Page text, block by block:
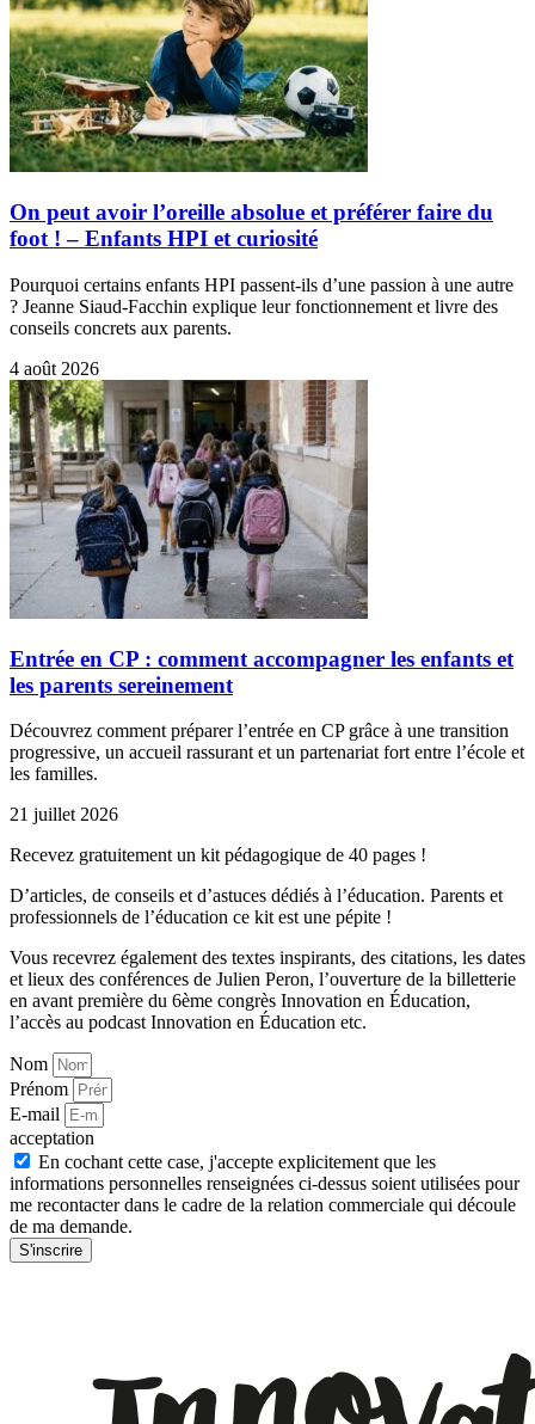
On peut avoir l’oreille absolue et préférer faire du
foot ! – Enfants HPI et curiosité
Pourquoi certains enfants HPI passent-ils d’une passion à une autre
? Jeanne Siaud-Facchin explique leur fonctionnement et livre des
conseils concrets aux parents.
4 août 2026
Entrée en CP : comment accompagner les enfants et
les parents sereinement
Découvrez comment préparer l’entrée en CP grâce à une transition
progressive, un accueil rassurant et un partenariat fort entre l’école et
les familles.
21 juillet 2026
Recevez gratuitement un kit pédagogique de 40 pages !
D’articles, de conseils et d’astuces dédiés à l’éducation. Parents et
professionnels de l’éducation ce kit est une pépite !
Vous recevrez également des textes inspirants, des citations, les dates
et lieux des conférences de Julien Peron, l’ouverture de la billetterie
en avant première du 6ème congrès Innovation en Éducation,
l’accès au podcast Innovation en Éducation etc.
Nom
Prénom
E-mail
acceptation
En cochant cette case, j'accepte explicitement que les
informations personnelles renseignées ci-dessus soient utilisées pour
me recontacter dans le cadre de la relation commerciale qui découle
de ma demande.
S'inscrire